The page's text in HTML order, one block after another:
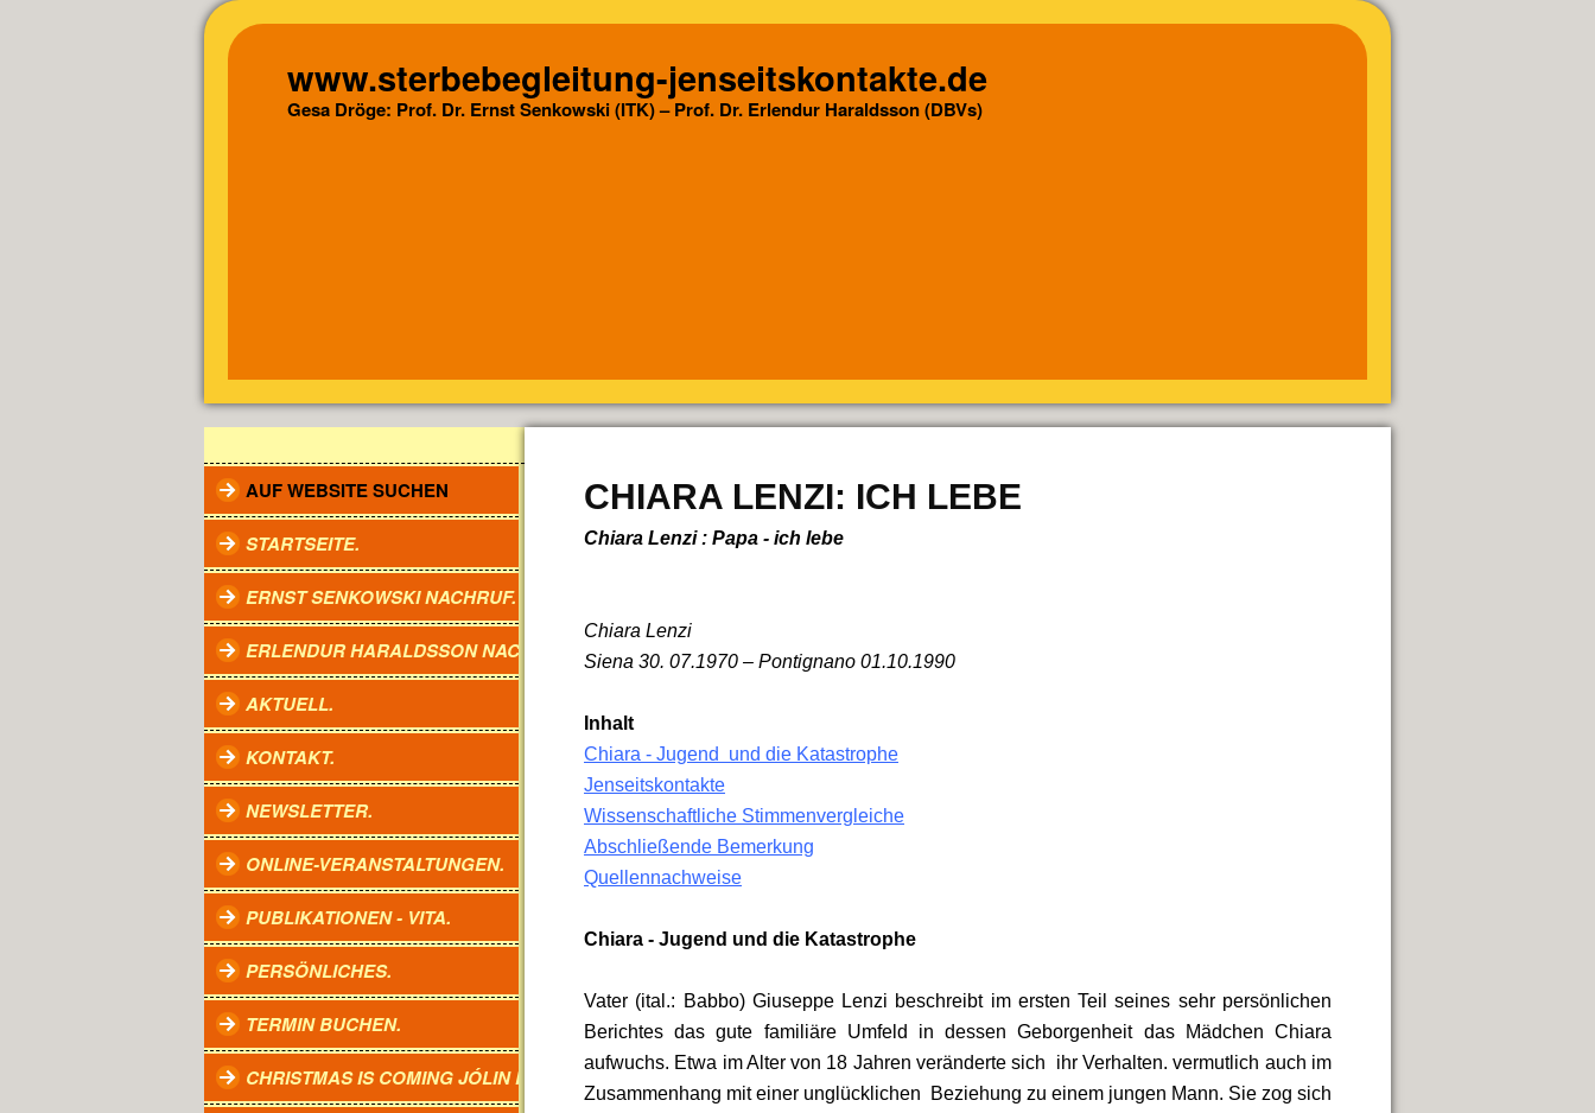
www.sterbebegleitung-jenseitskontakte.de
Gesa Dröge: Prof. Dr. Ernst Senkowski (ITK) – Prof. Dr. Erlendur Haraldsson (DBVs)
AUF WEBSITE SUCHEN
STARTSEITE.
ERNST SENKOWSKI NACHRUF.
ERLENDUR HARALDSSON NACHRUF.
AKTUELL.
KONTAKT.
NEWSLETTER.
ONLINE-VERANSTALTUNGEN.
PUBLIKATIONEN - VITA.
PERSÖNLICHES.
TERMIN BUCHEN.
CHRISTMAS IS COMING JÓLIN KOMA.
CHIARA LENZI: ICH LEBE
Chiara Lenzi : Papa - ich lebe
Chiara Lenzi
Siena 30. 07.1970 – Pontignano 01.10.1990
Inhalt
Chiara - Jugend und die Katastrophe
Jenseitskontakte
Wissenschaftliche Stimmenvergleiche
Abschließende Bemerkung
Quellennachweise
Chiara - Jugend und die Katastrophe
Vater (ital.: Babbo) Giuseppe Lenzi beschreibt im ersten Teil seines sehr persönlichen
Berichtes das gute familiäre Umfeld in dessen Geborgenheit das Mädchen Chiara
aufwuchs. Etwa im Alter von 18 Jahren veränderte sich ihr Verhalten. vermutlich auch im
Zusammenhang mit einer unglücklichen Beziehung zu einem jungen Mann. Sie zog sich